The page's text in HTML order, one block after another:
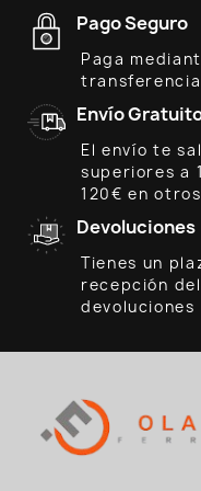
Pago Seguro
Paga
Envío
El envío te
superiores a
120€ en
Devoluciones
Tienes un
recepción
devoluciones